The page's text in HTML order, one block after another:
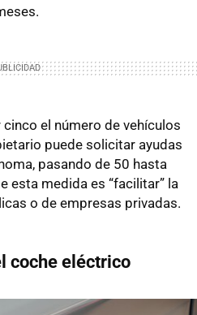
el número de vehículos
puede solicitar ayudas
pasando de 50 hasta
esta medida es “facilitar” la
o de empresas privadas.
coche eléctrico